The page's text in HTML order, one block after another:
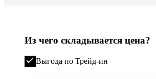
Из чего складывается цена?
Выгода по Трейд-ин